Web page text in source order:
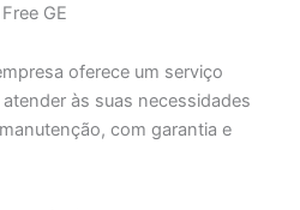
GE
oferece um serviço
às suas necessidades
com garantia e